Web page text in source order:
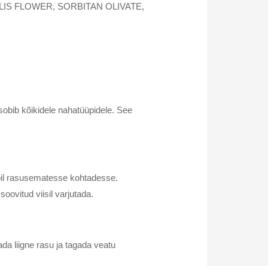
FLOWER, SORBITAN OLIVATE,
kõikidele nahatüüpidele. See
rasusematesse kohtadesse.
viisil varjutada.
liigne rasu ja tagada veatu